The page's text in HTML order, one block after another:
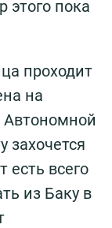
этого пока
проходит
на
Автономной
захочется
есть всего
из Баку в